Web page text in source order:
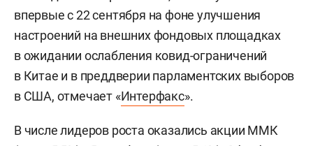
впервые с 22 сентября на фоне улучшения
настроений на внешних фондовых площадках
в ожидании ослабления ковид-ограничений
в Китае и в преддверии парламентских выборов
в США, отмечает «Интерфакс».
В числе лидеров роста оказались акции ММК